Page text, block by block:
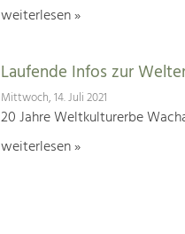
weiterlesen »
Laufende Infos zur
Mittwoch, 14. Juli 2021
20 Jahre Weltkulturerbe
weiterlesen »